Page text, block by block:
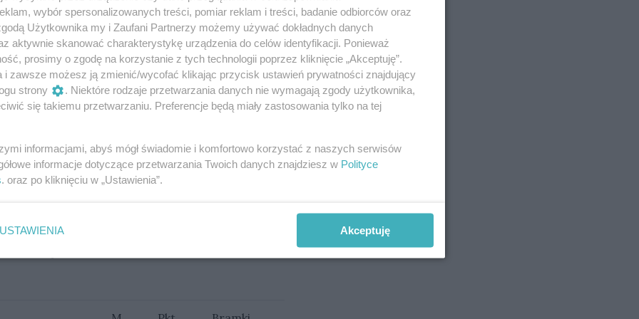
AstroEnergy Warta Gorzów.Warciarze
trafieniachKarola Gardzielewicza.
2:0 Odra Wodzisław Śląski, Lechia Zielona
Pawłowice, Ślęza Wrocław 1:3 LKS Goczałkowice
Chrobry II Głogów 0:3 Gwarek Tarnowskie
zespoły walczące o utrzymanie. Docelowo z
jednak jeśli w 2. lidze nie utrzyma się zespół z
się powiększy.
i Górnik Polkowice, co oznacza, że w tej
się z trzech zespołów do pięciu.
kolejki.
wybór spersonalizowanych treści, pomiar reklam i treści, badanie odbiorców oraz
Użytkownika my i Zaufani Partnerzy możemy używać dokładnych danych
aktywnie skanować charakterystykę urządzenia do celów identyfikacji. Ponieważ
prosimy o zgodę na korzystanie z tych technologii poprzez kliknięcie „Akceptuję”.
i zawsze możesz ją zmienić/wycofać klikając przycisk ustawień prywatności znajdujący
strony
. Niektóre rodzaje przetwarzania danych nie wymagają zgody użytkownika,
się takiemu przetwarzaniu. Preferencje będą miały zastosowania tylko na tej
informacjami, abyś mógł świadomie i komfortowo korzystać z naszych serwisów
informacje dotyczące przetwarzania Twoich danych znajdziesz w Polityce
. oraz po kliknięciu w „Ustawienia”.
USTAWIENIA Akceptuję